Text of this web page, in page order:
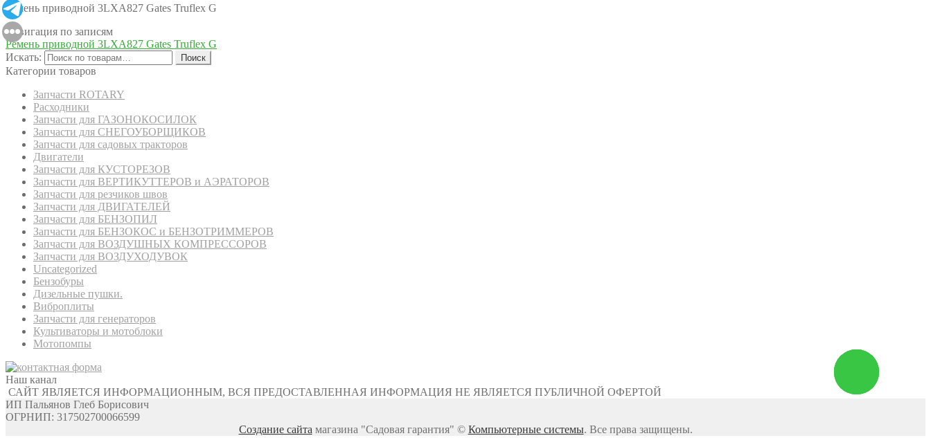
Ремень приводной 3LXA827 Gates Truflex G
Навигация по записям
Ремень приводной 3LXA827 Gates Truflex G
Искать:
Поиск
Категории товаров
Запчасти ROTARY
Расходники
Запчасти для ГАЗОНОКОСИЛОК
Запчасти для СНЕГОУБОРЩИКОВ
Запчасти для садовых тракторов
Двигатели
Запчасти для КУСТОРЕЗОВ
Запчасти для ВЕРТИКУТТЕРОВ и АЭРАТОРОВ
Запчасти для резчиков швов
Запчасти для ДВИГАТЕЛЕЙ
Запчасти для БЕНЗОПИЛ
Запчасти для БЕНЗОКОС и БЕНЗОТРИММЕРОВ
Запчасти для ВОЗДУШНЫХ КОМПРЕССОРОВ
Запчасти для ВОЗДУХОДУВОК
Uncategorized
Бензобуры
Дизельные пушки.
Виброплиты
Запчасти для генераторов
Культиваторы и мотоблоки
Мотопомпы
Наш канал
САЙТ ЯВЛЯЕТСЯ ИНФОРМАЦИОННЫМ, ВСЯ ПРЕДОСТАВЛЕННАЯ ИНФОРМАЦИЯ НЕ ЯВЛЯЕТСЯ ПУБЛИЧНОЙ ОФЕРТОЙ
ИП Пальянов Глеб Борисович
ОГРНИП: 317502700066599
Создание сайта магазина "Садовая гарантия" © Компьютерные системы. Все права защищены.
Заказать